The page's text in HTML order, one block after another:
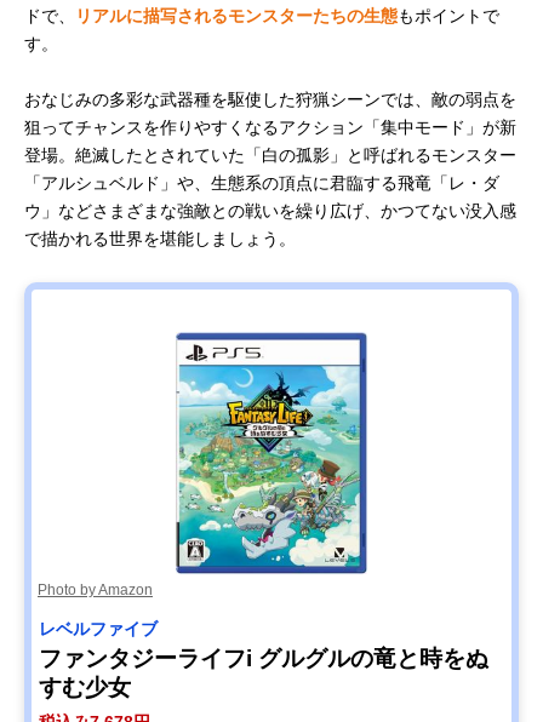
ドで、
リアルに描写されるモンスターたちの生態もポイントで
す。
おなじみの多彩な武器種を駆使した狩猟シーンでは、敵の弱点を
狙ってチャンスを作りやすくなるアクション「集中モード」が新
登場。絶滅したとされていた「白の孤影」と呼ばれるモンスター
「アルシュベルド」や、生態系の頂点に君臨する飛竜「レ・ダ
ウ」などさまざまな強敵との戦いを繰り広げ、かつてない没入感
で描かれる世界を堪能しましょう。
Photo by Amazon
レベルファイブ
ファンタジーライフi グルグルの竜と時をぬ
すむ少女